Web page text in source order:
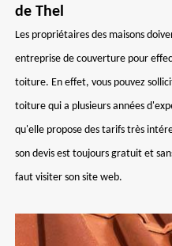
de Thel
Les propriétaires des maisons
entreprise de couverture pour
toiture. En effet, vous pouvez
toiture qui a plusieurs années
qu'elle propose des tarifs très
son devis est toujours gratuit et
faut visiter son site web.